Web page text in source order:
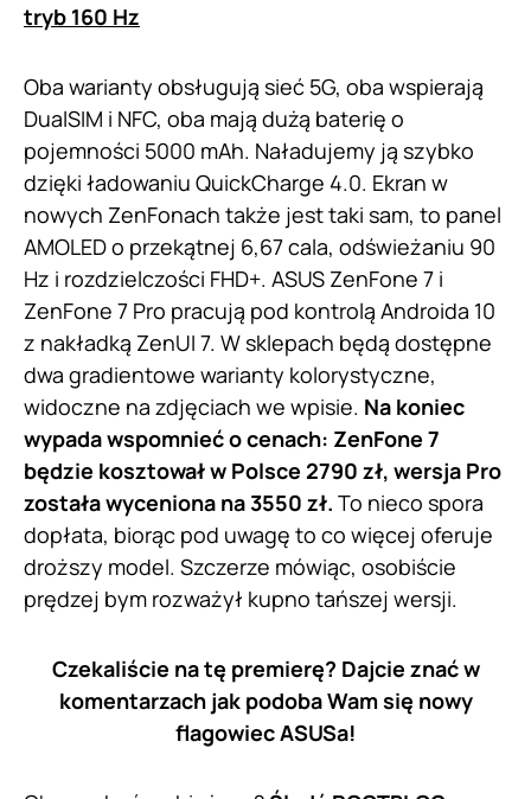
tryb 160 Hz
Oba warianty obsługują sieć 5G, oba wspierają
DualSIM i NFC, oba mają dużą baterię o
pojemności 5000 mAh. Naładujemy ją szybko
dzięki ładowaniu QuickCharge 4.0. Ekran w
nowych ZenFonach także jest taki sam, to panel
AMOLED o przekątnej 6,67 cala, odświeżaniu 90
Hz i rozdzielczości FHD+. ASUS ZenFone 7 i
ZenFone 7 Pro pracują pod kontrolą Androida 10
z nakładką ZenUI 7. W sklepach będą dostępne
dwa gradientowe warianty kolorystyczne,
widoczne na zdjęciach we wpisie. Na koniec
wypada wspomnieć o cenach: ZenFone 7
będzie kosztował w Polsce 2790 zł, wersja Pro
została wyceniona na 3550 zł. To nieco spora
dopłata, biorąc pod uwagę to co więcej oferuje
droższy model. Szczerze mówiąc, osobiście
prędzej bym rozważył kupno tańszej wersji.
Czekaliście na tę premierę? Dajcie znać w
komentarzach jak podoba Wam się nowy
flagowiec ASUSa!